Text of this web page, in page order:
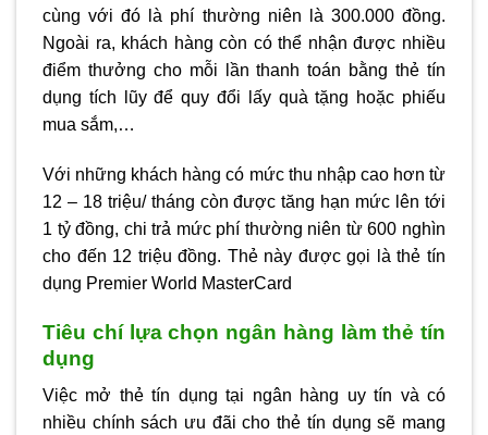
cùng với đó là phí thường niên là 300.000 đồng.
Ngoài ra, khách hàng còn có thể nhận được nhiều
điểm thưởng cho mỗi lần thanh toán bằng thẻ tín
dụng tích lũy để quy đổi lấy quà tặng hoặc phiếu
mua sắm,…
Với những khách hàng có mức thu nhập cao hơn từ
12 – 18 triệu/ tháng còn được tăng hạn mức lên tới
1 tỷ đồng, chi trả mức phí thường niên từ 600 nghìn
cho đến 12 triệu đồng. Thẻ này được gọi là thẻ tín
dụng Premier World MasterCard
Tiêu chí lựa chọn ngân hàng làm thẻ tín
dụng
Việc mở thẻ tín dụng tại ngân hàng uy tín và có
nhiều chính sách ưu đãi cho thẻ tín dụng sẽ mang